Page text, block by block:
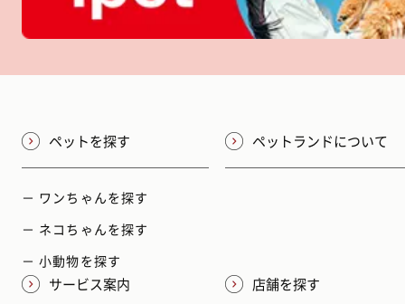
ペットを探す
－ ワンちゃんを探す
－ ネコちゃんを探す
－ 小動物を探す
ペットランドについて
サービス案内 店舗を探す